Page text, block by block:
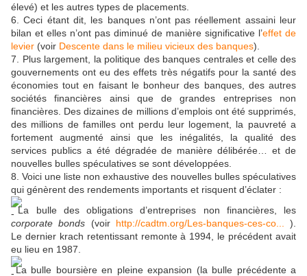
élevé) et les autres types de placements.
6. Ceci étant dit, les banques n’ont pas réellement assaini leur
bilan et elles n’ont pas diminué de manière significative l’effet de
levier (voir Descente dans le milieu vicieux des banques).
7. Plus largement, la politique des banques centrales et celle des
gouvernements ont eu des effets très négatifs pour la santé des
économies tout en faisant le bonheur des banques, des autres
sociétés financières ainsi que de grandes entreprises non
financières. Des dizaines de millions d’emplois ont été supprimés,
des millions de familles ont perdu leur logement, la pauvreté a
fortement augmenté ainsi que les inégalités, la qualité des
services publics a été dégradée de manière délibérée… et de
nouvelles bulles spéculatives se sont développées.
8. Voici une liste non exhaustive des nouvelles bulles spéculatives
qui génèrent des rendements importants et risquent d’éclater :
La bulle des obligations d’entreprises non financières, les
corporate bonds (voir http://cadtm.org/Les-banques-ces-co...
).
Le dernier krach retentissant remonte à 1994, le précédent avait
eu lieu en 1987.
La bulle boursière en pleine expansion (la bulle précédente a